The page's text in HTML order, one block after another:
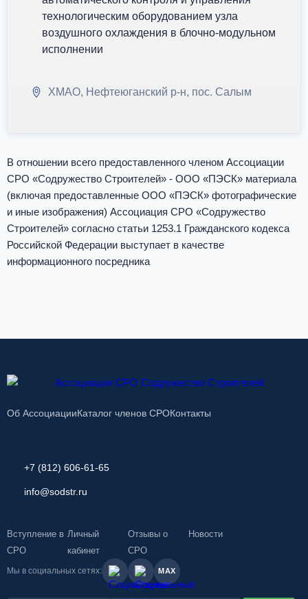
технологическим оборудованием узла
воздушного охлаждения в блочно-модульном
исполнении
ХМАО, Нефтеюганский р-н, пос. Салым
В отношении всего предоставленного членом Ассоциации
СРО «Содружество Строителей» - ООО «ПЭСК» материала
(включая предоставленные ООО «ПЭСК» фотографические
и иные изображения) Ассоциация СРО «Содружество
Строителей» согласно статьи 1253.1 Гражданского кодекса
Российской Федерации выступает в качестве
информационного посредника
Об АссоциацииКаталог членов СРОКонтакты
+7 (812) 606-61-65
info@sodstr.ru
Вступление в
СРО
Личный
кабинет
Отзывы о
СРО
Новости
Мы в социальных сетях: MAX